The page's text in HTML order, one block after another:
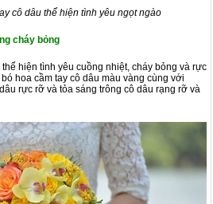
cô dâu thể hiện tình yêu ngọt ngào
cháy bỏng
thể hiện tình yêu cuồng nhiệt, cháy bỏng và rực
hoa cầm tay cô dâu màu vàng cùng với
rực rỡ và tỏa sáng trông cô dâu rạng rỡ và